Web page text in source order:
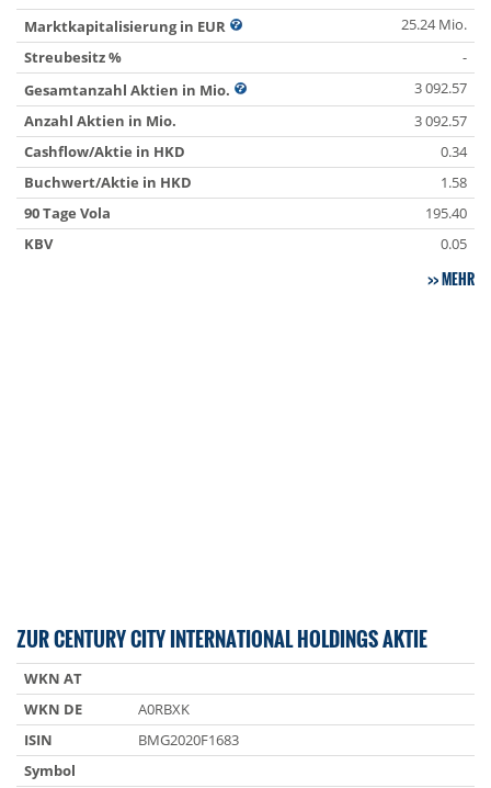
Marktkapitalisierung in EUR
25.24 Mio.
Streubesitz %
-
Gesamtanzahl Aktien in Mio.
3 092.57
Anzahl Aktien in Mio.
3 092.57
Cashflow/Aktie in HKD
0.34
Buchwert/Aktie in HKD
1.58
90 Tage Vola
195.40
KBV
0.05
MEHR
ZUR CENTURY CITY INTERNATIONAL HOLDINGS AKTIE
WKN AT
WKN DE
A0RBXK
ISIN
BMG2020F1683
Symbol